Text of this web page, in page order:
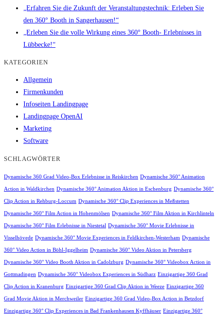
„Erfahren Sie die Zukunft der Veranstaltungstechnik: Erleben Sie
den 360° Booth in Sangerhausen!“
„Erleben Sie die volle Wirkung eines 360° Booth- Erlebnisses in
Lübbecke!“
KATEGORIEN
Allgemein
Firmenkunden
Infoseiten Landingpage
Landingpage OpenAI
Marketing
Software
SCHLAGWÖRTER
Dynamische 360 Grad Video-Box Erlebnisse in Reiskirchen Dynamische 360° Animation
Action in Waldkirchen Dynamische 360° Animation Aktion in Eschenburg Dynamische 360°
Clip Action in Rehburg-Loccum Dynamische 360° Clip Experiences in Meßstetten
Dynamische 360° Film Action in Hohenmölsen Dynamische 360° Film Aktion in Kirchlinteln
Dynamische 360° Film Erlebnisse in Niestetal Dynamische 360° Movie Erlebnisse in
Visselhövede Dynamische 360° Movie Experiences in Feldkirchen-Westerham Dynamische
360° Video Action in Böhl-Iggelheim Dynamische 360° Video Aktion in Petersberg
Dynamische 360° Video Booth Aktion in Cadolzburg Dynamische 360° Videobox Action in
Gottmadingen Dynamische 360° Videobox Experiences in Südharz Einzigartige 360 Grad
Clip Action in Kranenburg Einzigartige 360 Grad Clip Aktion in Weeze Einzigartige 360
Grad Movie Aktion in Merchweiler Einzigartige 360 Grad Video-Box Action in Betzdorf
Einzigartige 360° Clip Experiences in Bad Frankenhausen Kyffhäuser Einzigartige 360°